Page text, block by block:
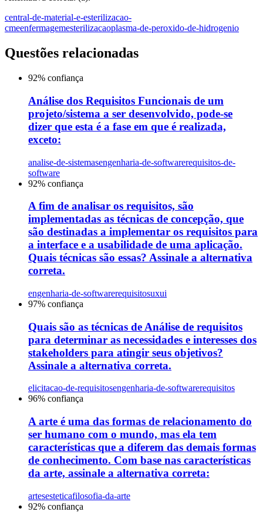
central-de-material-e-esterilizacao-
cmeenfermagemesterilizacaoplasma-de-peroxido-de-hidrogenio
Questões relacionadas
92% confiança
Análise dos Requisitos Funcionais de um
projeto/sistema a ser desenvolvido, pode-se
dizer que esta é a fase em que é realizada,
exceto:
analise-de-sistemasengenharia-de-softwarerequisitos-de-
software
92% confiança
A fim de analisar os requisitos, são
implementadas as técnicas de concepção, que
são destinadas a implementar os requisitos para
a interface e a usabilidade de uma aplicação.
Quais técnicas são essas? Assinale a alternativa
correta.
engenharia-de-softwarerequisitosuxui
97% confiança
Quais são as técnicas de Análise de requisitos
para determinar as necessidades e interesses dos
stakeholders para atingir seus objetivos?
Assinale a alternativa correta.
elicitacao-de-requisitosengenharia-de-softwarerequisitos
96% confiança
A arte é uma das formas de relacionamento do
ser humano com o mundo, mas ela tem
características que a diferem das demais formas
de conhecimento. Com base nas características
da arte, assinale a alternativa correta:
artesesteticafilosofia-da-arte
92% confiança